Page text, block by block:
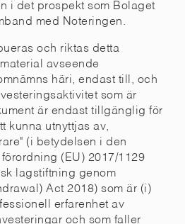
i det prospekt som Bolaget
med Noteringen.
och riktas detta
avseende
häri, endast till, och
som är
är endast tillgänglig för
kunna utnyttjas av,
(i betydelsen i den
(EU) 2017/1129
lagstiftning genom
Act 2018) som är (i)
erfarenhet av
och som faller